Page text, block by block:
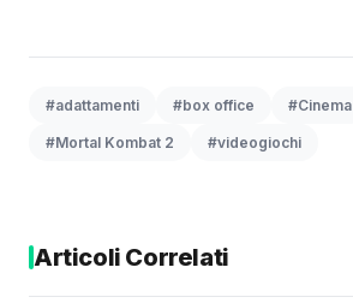
#adattamenti #box office #Cinema
#Mortal Kombat 2 #videogiochi
Articoli Correlati